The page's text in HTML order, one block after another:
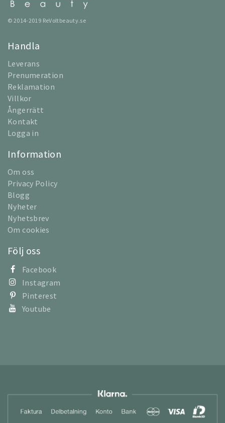
© 2014-2019 ReVoltbeauty.se
Handla
Leverans
Prenumeration
Reklamation
Villkor
Ångerrätt
Kontakt
Logga in
Information
Om oss
Privacy Policy
Blogg
Nyheter
Nyhetsbrev
Om cookies
Följ oss
Facebook
Instagram
Pinterest
Youtube